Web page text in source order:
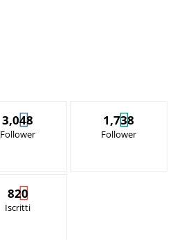
3,048
Follower
1,738
Follower
820
Iscritti